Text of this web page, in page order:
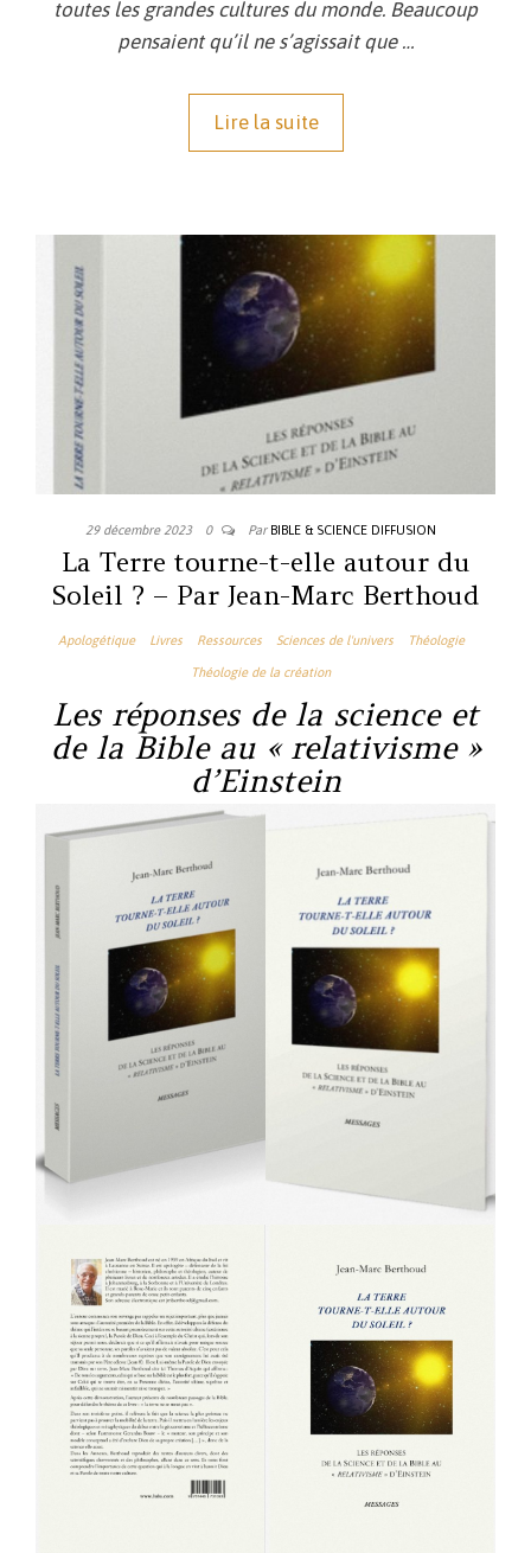
toutes les grandes cultures du monde. Beaucoup
pensaient qu’il ne s’agissait que …
Lire la suite
29 décembre 2023 0 Par BIBLE & SCIENCE DIFFUSION
La Terre tourne-t-elle autour du
Soleil ? – Par Jean-Marc Berthoud
Apologétique Livres Ressources Sciences de l'univers Théologie
Théologie de la création
Les réponses de la science et
de la Bible au « relativisme »
d’Einstein